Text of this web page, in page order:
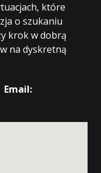
które
o szukaniu
krok w dobrą
na dyskretną
Email: